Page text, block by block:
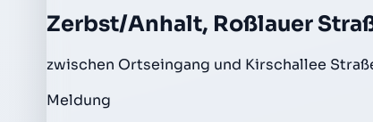
Zerbst/Anhalt, Roßlauer
zwischen Ortseingang und Kirschallee
Meldung